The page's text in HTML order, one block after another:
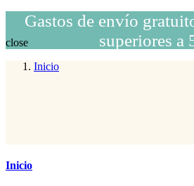
Gastos de envío
superiores a
close
Inicio
Inicio